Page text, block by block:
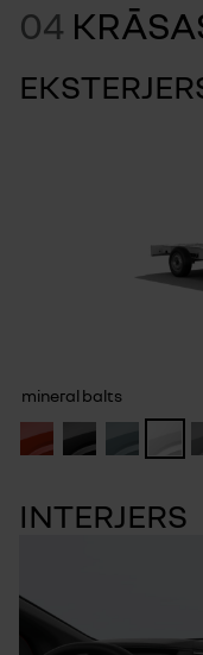
04
mineral balts
INTERJERS